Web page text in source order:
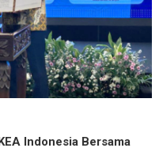
Indonesia Bersama